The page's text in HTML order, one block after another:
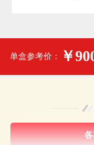
单盒参考价： ￥